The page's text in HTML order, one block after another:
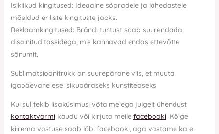
Isiklikud kingitused: Ideaalne sõpradele ja lähedastele
mõeldud eriliste kingituste jaoks.
Reklaamkingitused: Brändi tuntust saab suurendada
disainitud tassidega, mis kannavad endas ettevõtte
sõnumit.
Sublimatsioonitrükk on suurepärane viis, et muuta
igapäevane ese isikupäraseks kunstiteoseks
Kui sul tekib lisaküsimusi võta meiega julgelt ühendust
kontaktvormikaudu või kirjuta meile facebooki. Kõige
kiirema vastuse saab läbi facebooki, aga vastame ka e-